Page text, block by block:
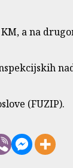
a na
(FUZIP).